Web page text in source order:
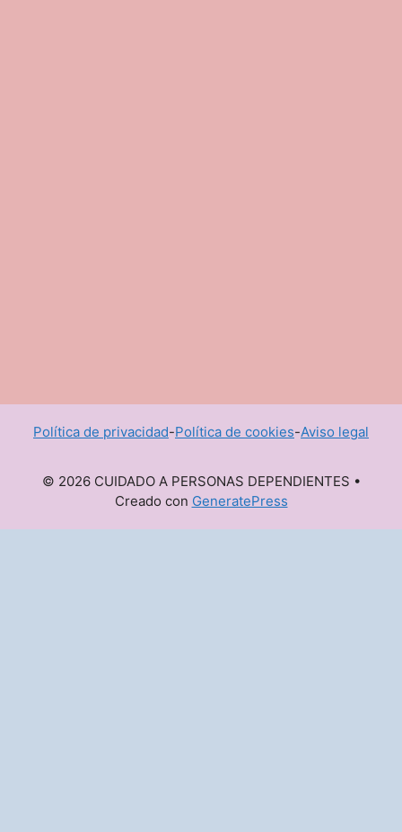
Política de privacidad-Política de cookies-Aviso legal
© 2026 CUIDADO A PERSONAS DEPENDIENTES •
Creado con GeneratePress